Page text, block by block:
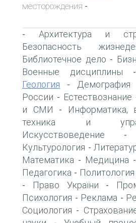
месторождения -
- Архитектура и
Безопасность
Библиотечное дело -
Военные дисциплины
Геология - Демография
России - Естествознание
и СМИ -
Информатика,
техника и
Искусствоведение
Культурология -
Математика - Медицина -
Педагогика - Политология
- Право України -
Психология - Реклама -
Социология -